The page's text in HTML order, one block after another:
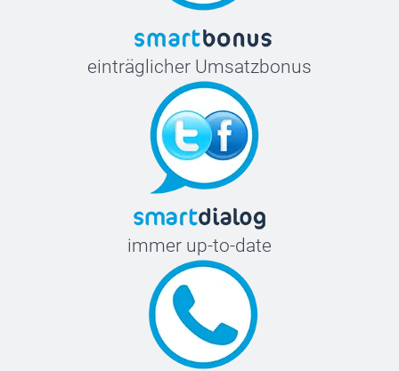
einträglicher Umsatzbonus
immer up-to-date